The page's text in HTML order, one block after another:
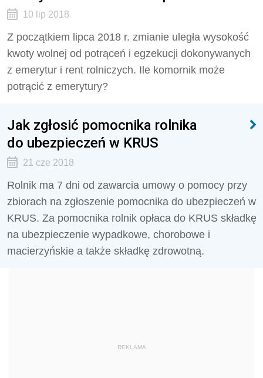
10 lip 2018
Z początkiem lipca 2018 r. zmianie uległa wysokość
kwoty wolnej od potrąceń i egzekucji dokonywanych
z emerytur i rent rolniczych. Ile komornik może
potrącić z emerytury?
Jak zgłosić pomocnika rolnika
do ubezpieczeń w KRUS
21 cze 2018
Rolnik ma 7 dni od zawarcia umowy o pomocy przy
zbiorach na zgłoszenie pomocnika do ubezpieczeń w
KRUS. Za pomocnika rolnik opłaca do KRUS składkę
na ubezpieczenie wypadkowe, chorobowe i
macierzyńskie a także składkę zdrowotną.
REKLAMA